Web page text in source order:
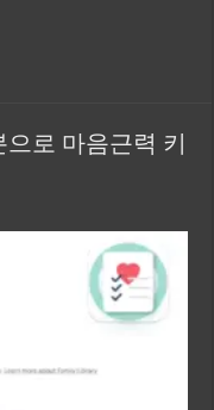
로 마음근력 키